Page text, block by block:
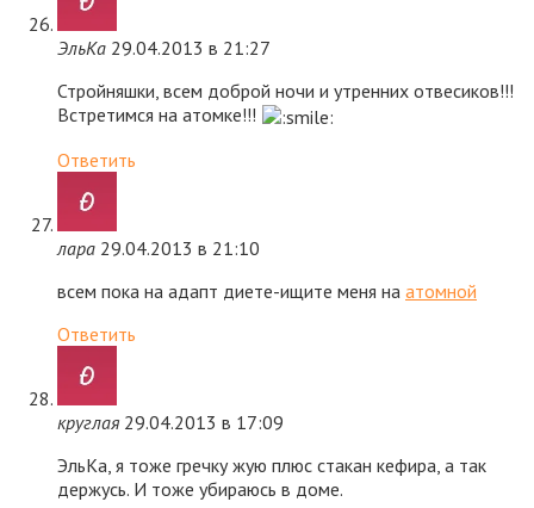
ЭльКа 29.04.2013 в 21:27
Стройняшки, всем доброй ночи и утренних отвесиков!!!
Встретимся на атомке!!!
Ответить
лара 29.04.2013 в 21:10
всем пока на адапт диете-ищите меня на атомной
Ответить
круглая 29.04.2013 в 17:09
ЭльКа, я тоже гречку жую плюс стакан кефира, а так
держусь. И тоже убираюсь в доме.